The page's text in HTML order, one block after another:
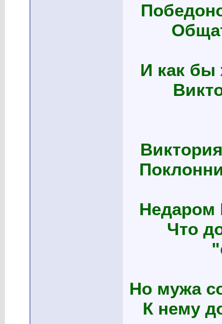
И как бы
Недаром
Что
Но мужа
К нему